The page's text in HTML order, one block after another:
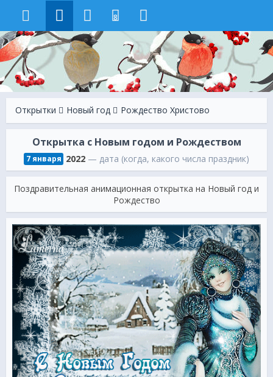
8
Открытки Новый год Рождество Христово
Открытка с Новым годом и Рождеством
7 января 2022 — дата (когда, какого числа праздник)
Поздравительная анимационная открытка на Новый год и
Рождество